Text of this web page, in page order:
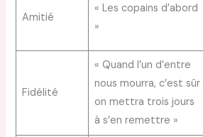
Amitié
« Les copains d’abord
»
Fidélité
« Quand l’un d’entre
nous mourra, c’est sûr
on mettra trois jours
à s’en remettre »